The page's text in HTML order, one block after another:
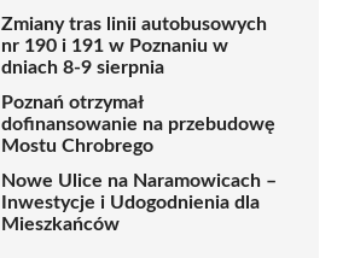
Zmiany tras linii autobusowych
nr 190 i 191 w Poznaniu w
dniach 8-9 sierpnia
Poznań otrzymał
dofinansowanie na przebudowę
Mostu Chrobrego
Nowe Ulice na Naramowicach –
Inwestycje i Udogodnienia dla
Mieszkańców